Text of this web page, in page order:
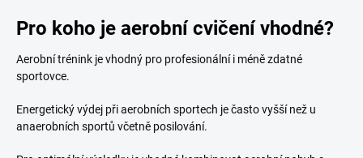
Pro koho je aerobní cvičení vhodné?
Aerobní trénink je vhodný pro profesionální i méně zdatné
sportovce.
Energetický výdej při aerobních sportech je často vyšší než u
anaerobních sportů včetně posilování.